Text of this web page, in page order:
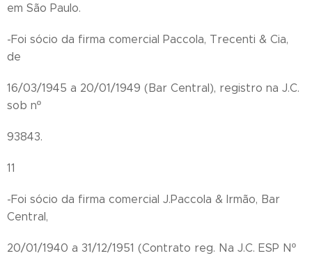
em São Paulo.
-Foi sócio da firma comercial Paccola, Trecenti & Cia,
de
16/03/1945 a 20/01/1949 (Bar Central), registro na J.C.
sob nº
93843.
11
-Foi sócio da firma comercial J.Paccola & Irmão, Bar
Central,
20/01/1940 a 31/12/1951 (Contrato reg. Na J.C. ESP Nº